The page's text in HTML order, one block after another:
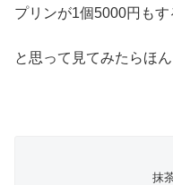
プリンが1個5000円もす
と思って見てみたらほ
抹